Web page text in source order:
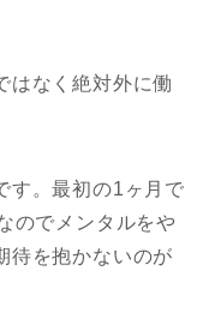
はなく絶対外に働
す。最初の1ヶ月で
のでメンタルをや
待を抱かないのが